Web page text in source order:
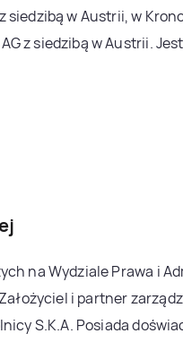
siedzibą w Austrii, w
z siedzibą w Austrii.
na Wydziale Prawa i
i partner
S.K.A. Posiada